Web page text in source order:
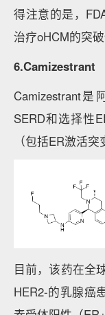
得注意的是，
治疗oHCM的突
6.Camizestrant
Camizestrant
SERD和选择性
（包括ER激活
目前，该药在全
HER2-的乳腺癌